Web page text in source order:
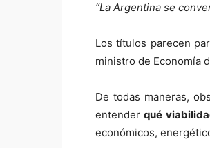
“La Argentina se
Los títulos parecen
ministro de Economía
De todas maneras,
entenderqué
económicos,